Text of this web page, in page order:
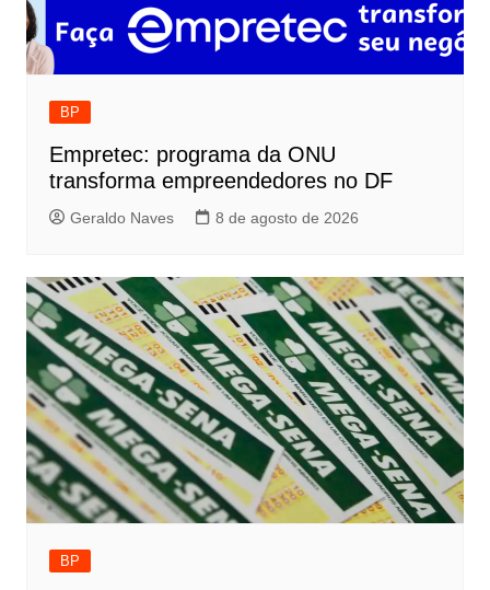
BP
Empretec: programa da ONU
transforma empreendedores no DF
Geraldo Naves 8 de agosto de 2026
BP